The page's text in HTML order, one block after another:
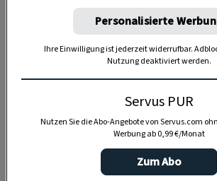
Personalisierte
Ihre Einwilligung ist jederzeit widerrufbar.
Nutzung deaktiviert werden.
Servus PUR
Nutzen Sie die Abo-Angebote von Servus.com
Werbung ab 0,99 €/Monat
Zum Abo